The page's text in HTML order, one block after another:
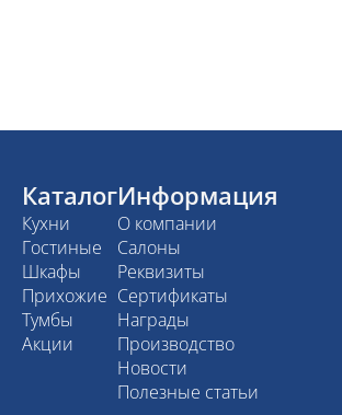
Каталог
Кухни
Гостиные
Шкафы
Прихожие
Тумбы
Акции
Информация
О компании
Салоны
Реквизиты
Сертификаты
Награды
Производство
Новости
Полезные статьи